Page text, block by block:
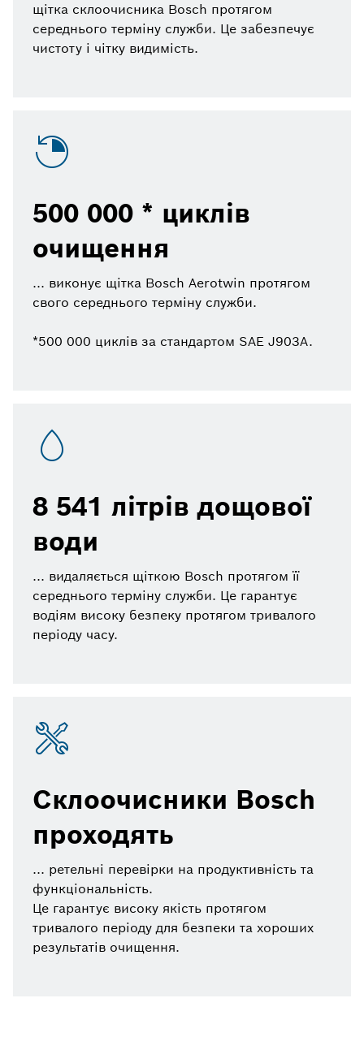
щітка склоочисника Bosch протягом
середнього терміну служби. Це забезпечує
чистоту і чітку видимість.
500 000 * циклів
очищення
... виконує щітка Bosch Aerotwin протягом
свого середнього терміну служби.
*500 000 циклів за стандартом SAE J903A.
8 541 літрів дощової
води
... видаляється щіткою Bosch протягом її
середнього терміну служби. Це гарантує
водіям високу безпеку протягом тривалого
періоду часу.
Склоочисники Bosch
проходять
... ретельні перевірки на продуктивність та
функціональність.
Це гарантує високу якість протягом
тривалого періоду для безпеки та хороших
результатів очищення.